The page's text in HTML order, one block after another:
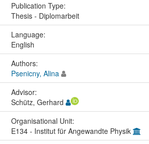
Publication Type:
Thesis - Diplomarbeit
Language:
English
Authors:
Psenicny, Alina
Advisor:
Schütz, Gerhard
Organisational Unit:
E134 - Institut für Angewandte Physik